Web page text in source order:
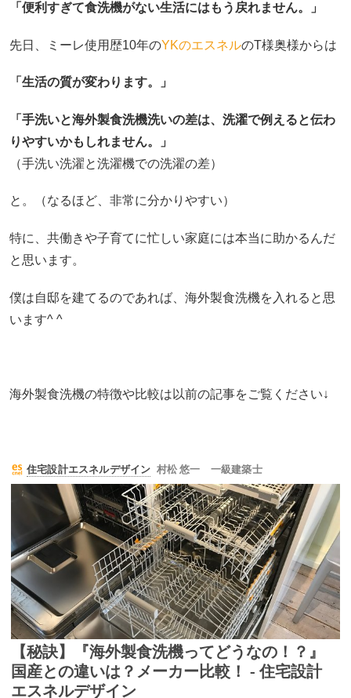
「便利すぎて食洗機がない生活にはもう戻れません。」
先日、ミーレ使用歴10年のYKのエスネルのT様奥様からは
「生活の質が変わります。」
「手洗いと海外製食洗機洗いの差は、洗濯で例えると伝わ
りやすいかもしれません。」
（手洗い洗濯と洗濯機での洗濯の差）
と。（なるほど、非常に分かりやすい）
特に、共働きや子育てに忙しい家庭には本当に助かるんだ
と思います。
僕は自邸を建てるのであれば、海外製食洗機を入れると思
います^ ^
海外製食洗機の特徴や比較は以前の記事をご覧ください↓